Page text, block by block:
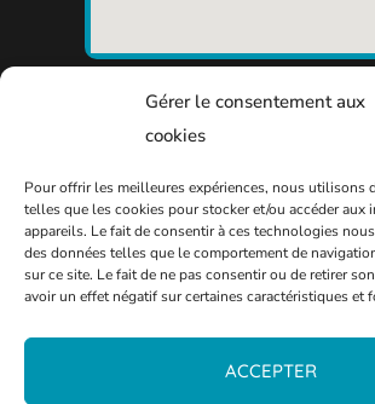
Gérer le consentement aux
cookies
Pour offrir les meilleures expériences, nous utilisons
telles que les cookies pour stocker et/ou accéder aux
appareils. Le fait de consentir à ces technologies
des données telles que le comportement de
sur ce site. Le fait de ne pas consentir ou de retirer
avoir un effet négatif sur certaines caractéristiques et
ACCEPTER